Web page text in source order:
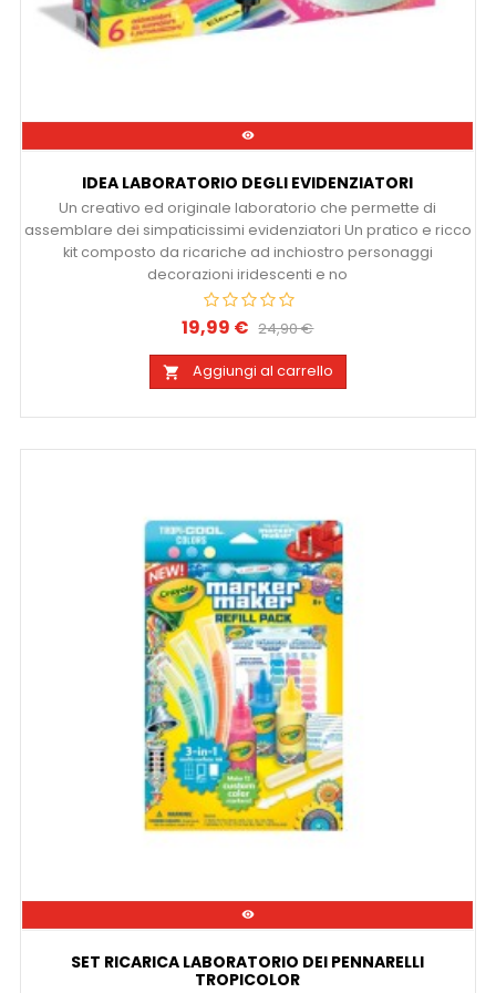

IDEA LABORATORIO DEGLI EVIDENZIATORI
Un creativo ed originale laboratorio che permette di
assemblare dei simpaticissimi evidenziatori Un pratico e ricco
kit composto da ricariche ad inchiostro personaggi
decorazioni iridescenti e no
Prezzo
19,99 € Prezzo
24,90 €
 Aggiungi al carrello

SET RICARICA LABORATORIO DEI PENNARELLI
TROPICOLOR